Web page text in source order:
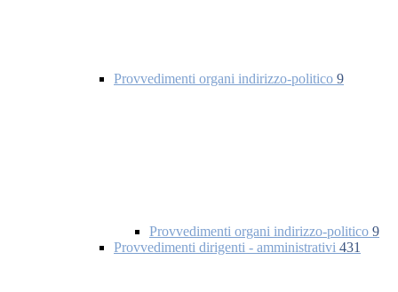
Provvedimenti organi indirizzo-politico 9
Provvedimenti organi indirizzo-politico 9
Provvedimenti dirigenti - amministrativi 431